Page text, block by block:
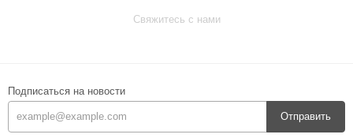
Свяжитесь с нами
Подписаться на новости
Отправить